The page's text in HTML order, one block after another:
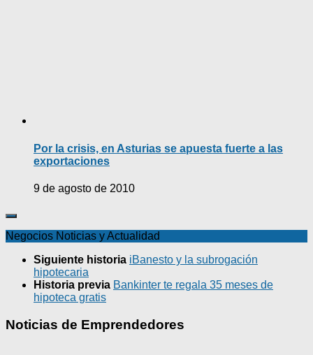
Por la crisis, en Asturias se apuesta fuerte a las
exportaciones
9 de agosto de 2010
Negocios Noticias y Actualidad
Siguiente historia iBanesto y la subrogación
hipotecaria
Historia previa Bankinter te regala 35 meses de
hipoteca gratis
Noticias de Emprendedores